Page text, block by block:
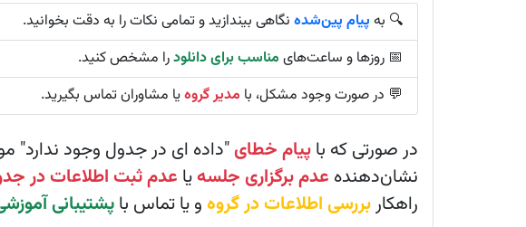
🔍 به پیام پین‌شده نگاهی بیندازید و تمامی نکات را به دقت بخوانید.
📅 روزها و ساعت‌های مناسب برای دانلودرا مشخص کنید.
💬 در صورت وجود مشکل، با مدیر گروهیا مشاوران تماس بگیرید.
در صورتی که باپیام خطای"داده ای در جدول وجود ندارد"
نشان‌دهنده عدم برگزاری جلسهیا عدم ثبت اطلاعات در
راهکاربررسی اطلاعات در گروهو یا تماس باپشتیبانی